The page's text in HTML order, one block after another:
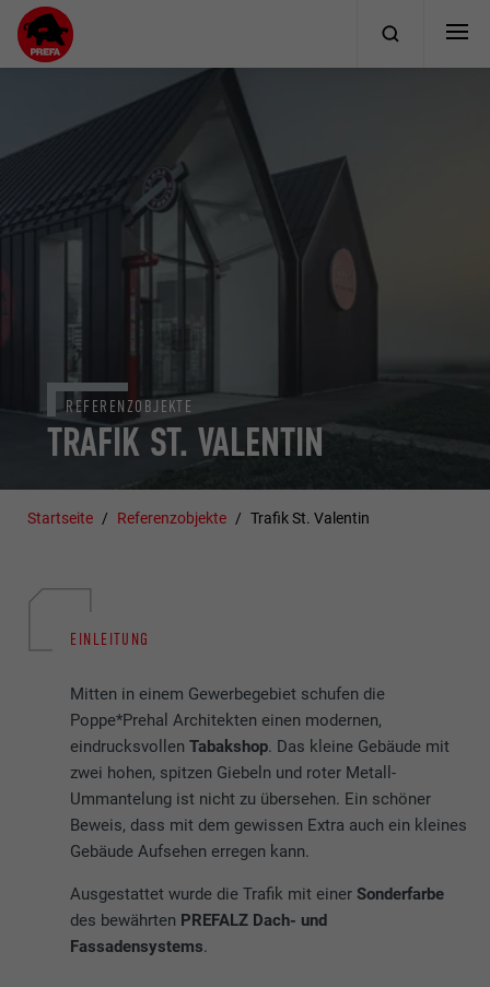
TRAFIK ST. VALENTIN
REFERENZOBJEKTE
Startseite Referenzobjekte Trafik St. Valentin
EINLEITUNG
Mitten in einem Gewerbegebiet schufen die
Poppe*Prehal Architekten einen modernen,
eindrucksvollenTabakshop. Das kleine Gebäude mit
zwei hohen, spitzen Giebeln und roter Metall-
Ummantelung ist nicht zu übersehen. Ein schöner
Beweis, dass mit dem gewissen Extra auch ein kleines
Gebäude Aufsehen erregen kann.
Ausgestattet wurde die Trafik mit einerSonderfarbe
des bewährten PREFALZ Dach- und
Fassadensystems.